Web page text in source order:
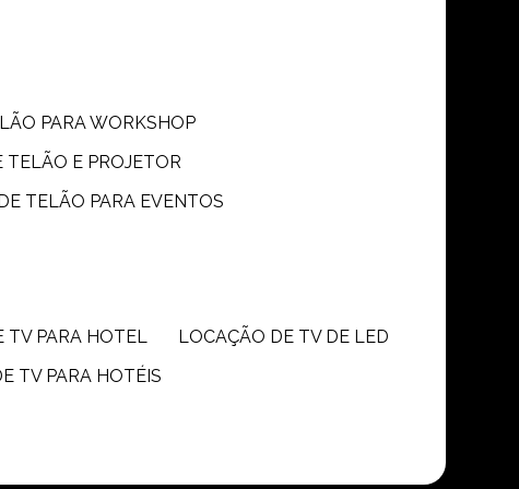
PARA WORKSHOP
TELÃO E PROJETOR
TELÃO PARA EVENTOS
TV PARA HOTEL
LOCAÇÃO DE TV DE LED
TV PARA HOTÉIS